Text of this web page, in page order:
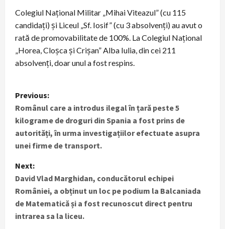
Colegiul Național Militar „Mihai Viteazul” (cu 115
candidați) și Liceul „Sf. Iosif” (cu 3 absolvenți) au avut o
rată de promovabilitate de 100%. La Colegiul Național
„Horea, Cloșca și Crișan” Alba Iulia, din cei 211
absolvenți, doar unul a fost respins.
P
o
s
t
n
a
v
Previous:
Românul care a introdus ilegal în țară peste 5
kilograme de droguri din Spania a fost prins de
autorități, în urma investigațiilor efectuate asupra
unei firme de transport.
Next:
David Vlad Marghidan, conducătorul echipei
României, a obținut un loc pe podium la Balcaniada
de Matematică și a fost recunoscut direct pentru
intrarea sa la liceu.